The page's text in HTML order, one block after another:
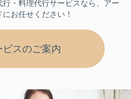
行・料理代行サービスなら、アー
にお任せください！
ビスのご案内